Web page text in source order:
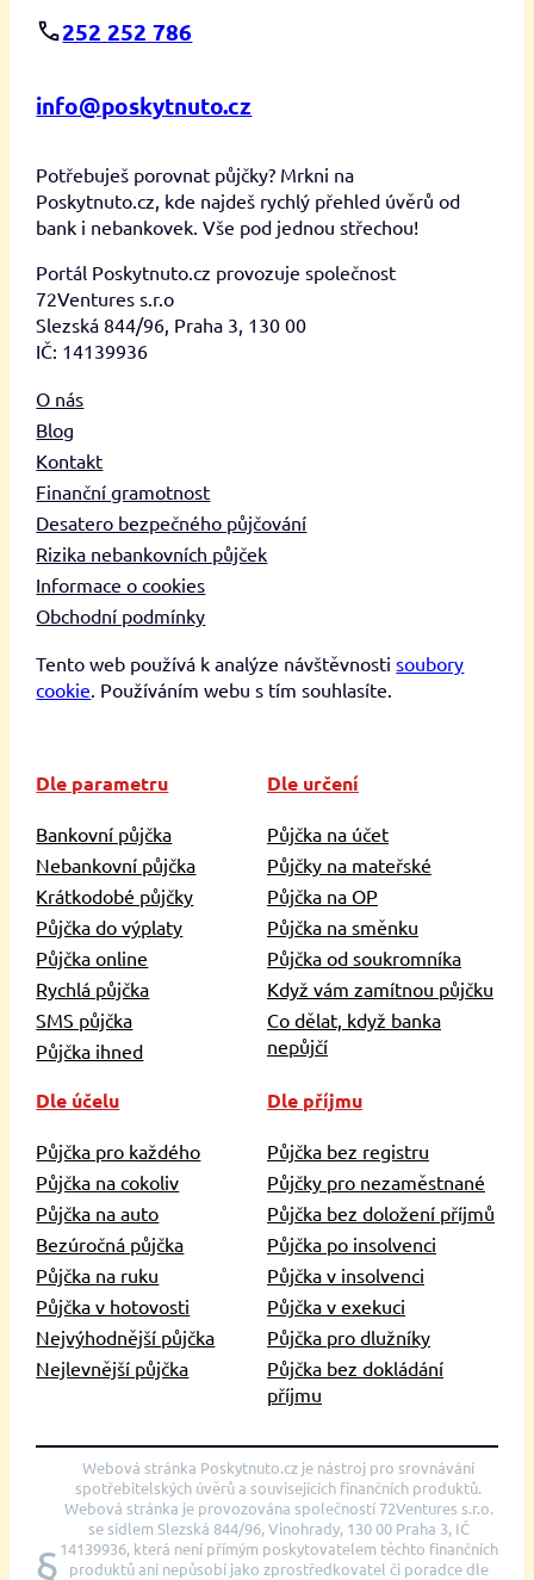
252 252 786
info@poskytnuto.cz
Potřebuješ porovnat půjčky? Mrkni na
Poskytnuto.cz, kde najdeš rychlý přehled úvěrů od
bank i nebankovek. Vše pod jednou střechou!
Portál Poskytnuto.cz provozuje společnost
72Ventures s.r.o
Slezská 844/96, Praha 3, 130 00
IČ: 14139936
O nás
Blog
Kontakt
Finanční gramotnost
Desatero bezpečného půjčování
Rizika nebankovních půjček
Informace o cookies
Obchodní podmínky
Tento web používá k analýze návštěvnostisoubory
cookie. Používáním webu s tím souhlasíte.
Dle parametru
Bankovní půjčka
Nebankovní půjčka
Krátkodobé půjčky
Půjčka do výplaty
Půjčka online
Rychlá půjčka
SMS půjčka
Půjčka ihned
Dle určení
Půjčka na účet
Půjčky na mateřské
Půjčka na OP
Půjčka na směnku
Půjčka od soukromníka
Když vám zamítnou půjčku
Co dělat, když banka
nepůjčí
Dle účelu
Půjčka pro každého
Půjčka na cokoliv
Půjčka na auto
Bezúročná půjčka
Půjčka na ruku
Půjčka v hotovosti
Nejvýhodnější půjčka
Nejlevnější půjčka
Dle příjmu
Půjčka bez registru
Půjčky pro nezaměstnané
Půjčka bez doložení příjmů
Půjčka po insolvenci
Půjčka v insolvenci
Půjčka v exekuci
Půjčka pro dlužníky
Půjčka bez dokládání
příjmu
§
Webová stránka Poskytnuto.cz je nástroj pro srovnávání
spotřebitelských úvěrů a souvisejících finančních produktů.
Webová stránka je provozována společností 72Ventures s.r.o.
se sídlem Slezská 844/96, Vinohrady, 130 00 Praha 3, IČ
14139936, která není přímým poskytovatelem těchto finančních
produktů ani nepůsobí jako zprostředkovatel či poradce dle